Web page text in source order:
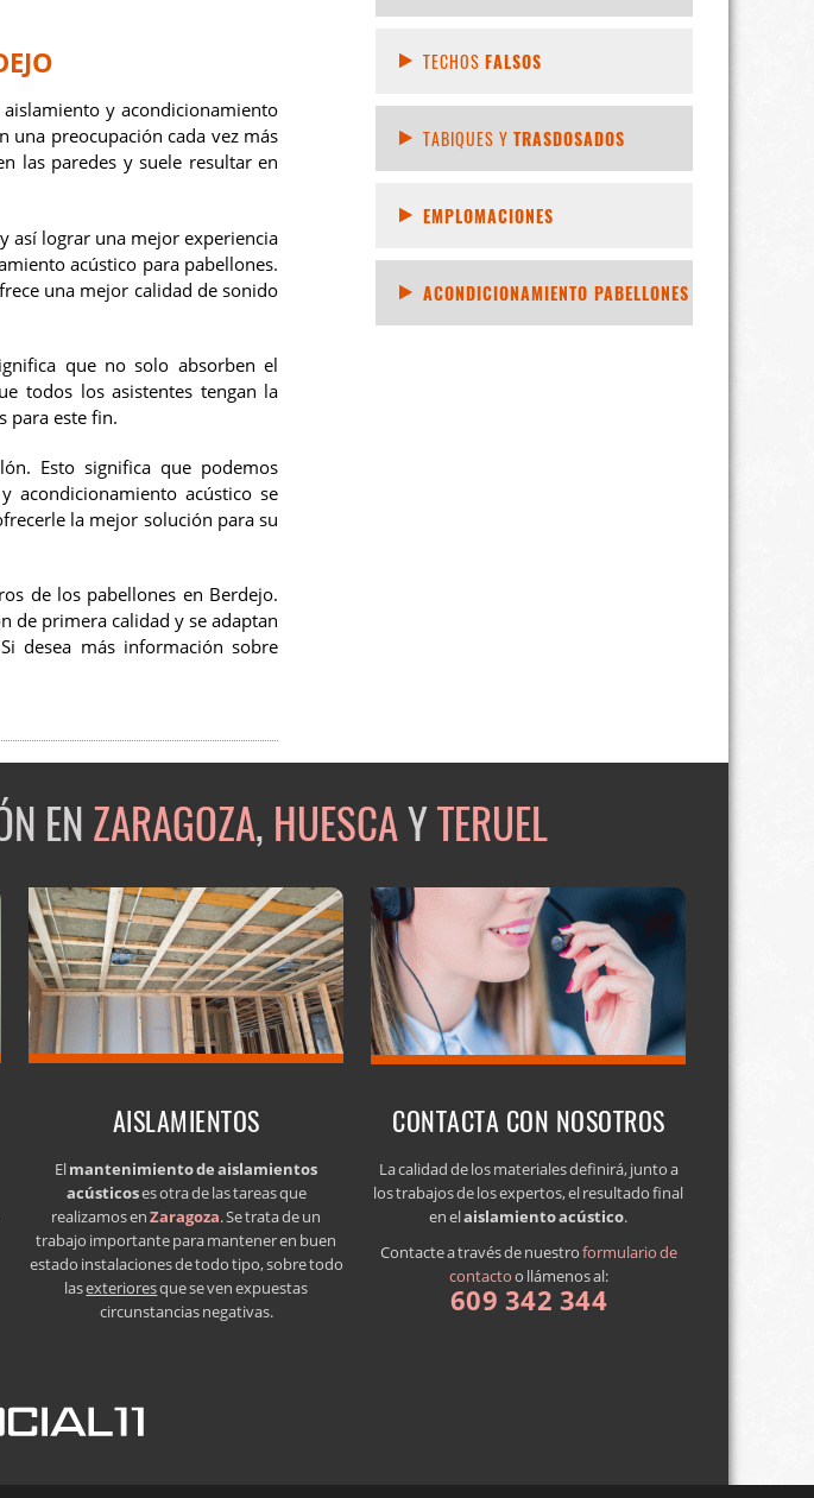
y acondicionamiento
una preocupación cada vez más
las paredes y suele resultar en
así lograr una mejor experiencia
acústico para pabellones.
una mejor calidad de sonido
que no solo absorben el
todos los asistentes tengan la
para este fin.
Esto significa que podemos
acondicionamiento acústico se
la mejor solución para su
de los pabellones en Berdejo.
de primera calidad y se adaptan
desea más información sobre
TECHOS FALSOS
TABIQUES Y TRASDOSADOS
EMPLOMACIONES
ACONDICIONAMIENTO PABELLONES
ENZARAGOZA, HUESCAYTERUEL
AISLAMIENTOS
Elmantenimiento de aislamientos
acústicoses otra de las tareas que
realizamos enZaragoza. Se trata de un
trabajo importante para mantener en buen
estado instalaciones de todo tipo, sobre todo
lasexterioresque se ven expuestas
circunstancias negativas.
CONTACTA CON NOSOTROS
La calidad de los materiales definirá, junto a
los trabajos de los expertos, el resultado final
en elaislamiento acústico.
Contacte a través de nuestroformulario de
contactoo llámenos al:
609 342 344